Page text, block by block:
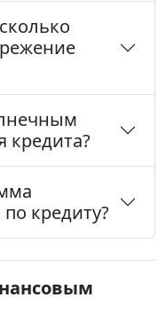
кредита?
кредиту?